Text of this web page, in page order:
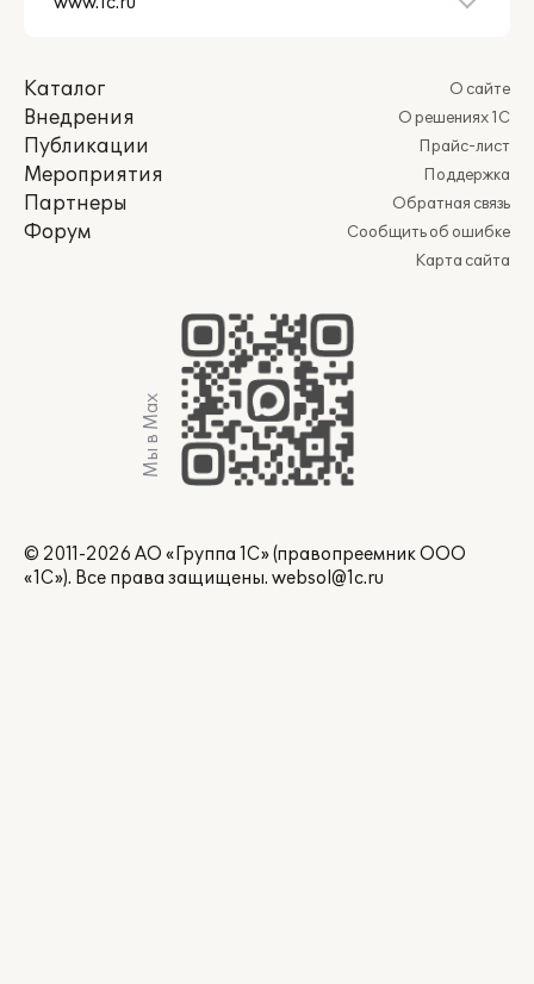
Каталог
Внедрения
Публикации
Мероприятия
Партнеры
Форум
О сайте
О решениях 1С
Прайс-лист
Поддержка
Обратная связь
Сообщить об ошибке
Карта сайта
Мы в Max
© 2011-2026 АО «Группа 1С» (правопреемник ООО
«1С»). Все права защищены. websol@1c.ru